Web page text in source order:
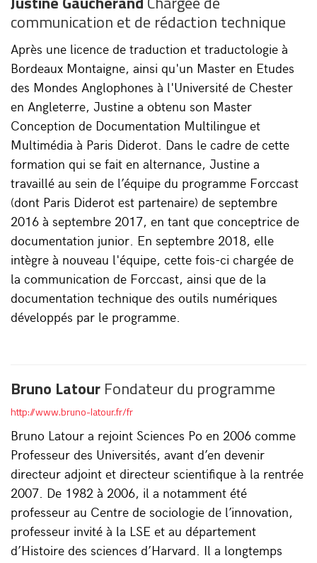
communication et de rédaction technique
Après une licence de traduction et traductologie à
Bordeaux Montaigne, ainsi qu'un Master en Etudes
des Mondes Anglophones à l'Université de Chester
en Angleterre, Justine a obtenu son Master
Conception de Documentation Multilingue et
Multimédia à Paris Diderot. Dans le cadre de cette
formation qui se fait en alternance, Justine a
travaillé au sein de l’équipe du programme Forccast
(dont Paris Diderot est partenaire) de septembre
2016 à septembre 2017, en tant que conceptrice de
documentation junior. En septembre 2018, elle
intègre à nouveau l'équipe, cette fois-ci chargée de
la communication de Forccast, ainsi que de la
documentation technique des outils numériques
développés par le programme.
Bruno Latour Fondateur du programme
http://www.bruno-latour.fr/fr
Bruno Latour a rejoint Sciences Po en 2006 comme
Professeur des Universités, avant d’en devenir
directeur adjoint et directeur scientifique à la rentrée
2007. De 1982 à 2006, il a notamment été
professeur au Centre de sociologie de l’innovation,
professeur invité à la LSE et au département
d’Histoire des sciences d’Harvard. Il a longtemps